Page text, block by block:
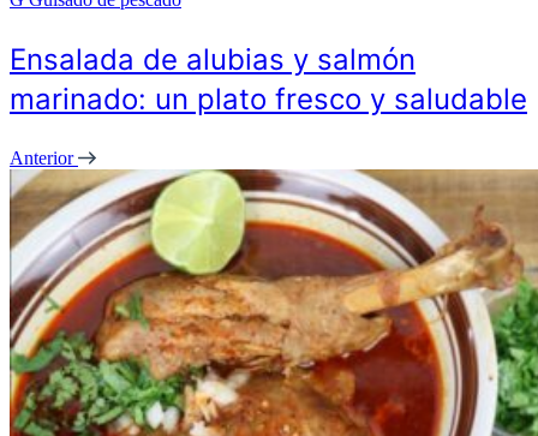
Ensalada de alubias y salmón
marinado: un plato fresco y saludable
Anterior